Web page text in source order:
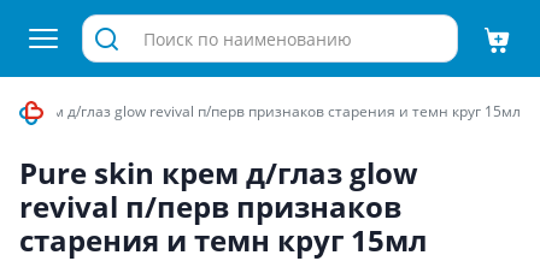
крем д/глаз glow revival п/перв признаков старения и темн круг 15мл
Pure skin крем д/глаз glow
revival п/перв признаков
старения и темн круг 15мл